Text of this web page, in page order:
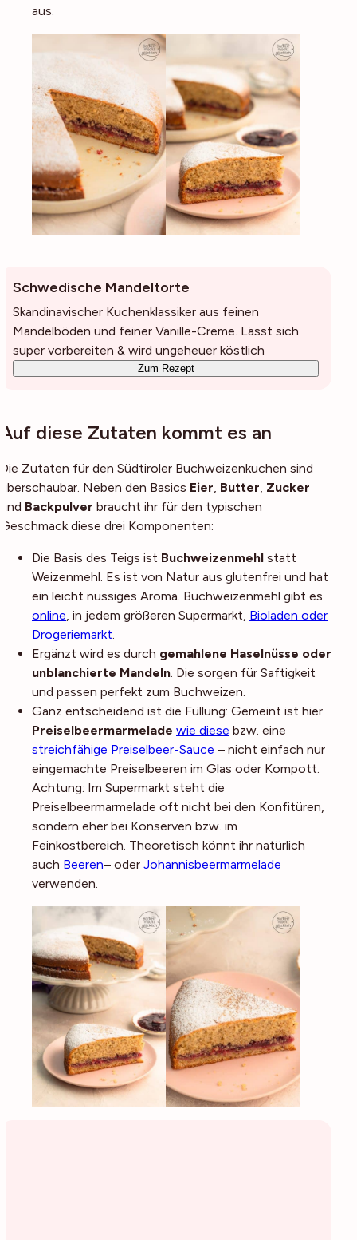
aus.
Schwedische Mandeltorte
Skandinavischer Kuchenklassiker aus feinen
Mandelböden und feiner Vanille-Creme. Lässt sich
super vorbereiten & wird ungeheuer köstlich
Zum Rezept
Auf diese Zutaten kommt es an
Die Zutaten für den Südtiroler Buchweizenkuchen sind
überschaubar. Neben den Basics Eier, Butter, Zucker
und Backpulver braucht ihr für den typischen
Geschmack diese drei Komponenten:
Die Basis des Teigs ist Buchweizenmehl statt
Weizenmehl. Es ist von Natur aus glutenfrei und hat
ein leicht nussiges Aroma. Buchweizenmehl gibt es
online, in jedem größeren Supermarkt, Bioladen oder
Drogeriemarkt.
Ergänzt wird es durch gemahlene Haselnüsse oder
unblanchierte Mandeln. Die sorgen für Saftigkeit
und passen perfekt zum Buchweizen.
Ganz entscheidend ist die Füllung: Gemeint ist hier
Preiselbeermarmelade wie diese bzw. eine
streichfähige Preiselbeer-Sauce – nicht einfach nur
eingemachte Preiselbeeren im Glas oder Kompott.
Achtung: Im Supermarkt steht die
Preiselbeermarmelade oft nicht bei den Konfitüren,
sondern eher bei Konserven bzw. im
Feinkostbereich. Theoretisch könnt ihr natürlich
auch Beeren– oder Johannisbeermarmelade
verwenden.